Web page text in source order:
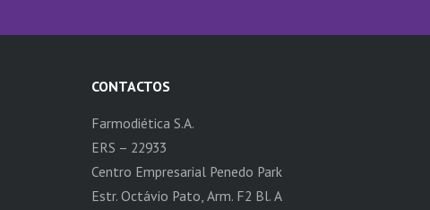
CONTACTOS
Farmodiética S.A.
ERS – 22933
Centro Empresarial Penedo Park
Estr. Octávio Pato, Arm. F2 Bl. A